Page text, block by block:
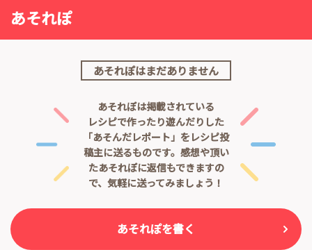
あそれぽ
あそれぽはまだありません
あそれぽは掲載されている
レシピで作ったり遊んだりした
「あそんだレポート」をレシピ投
稿主に送るものです。 感想や頂い
たあそれぽに返信もできますの
で、気軽に送ってみましょう！
あそれぽを書く